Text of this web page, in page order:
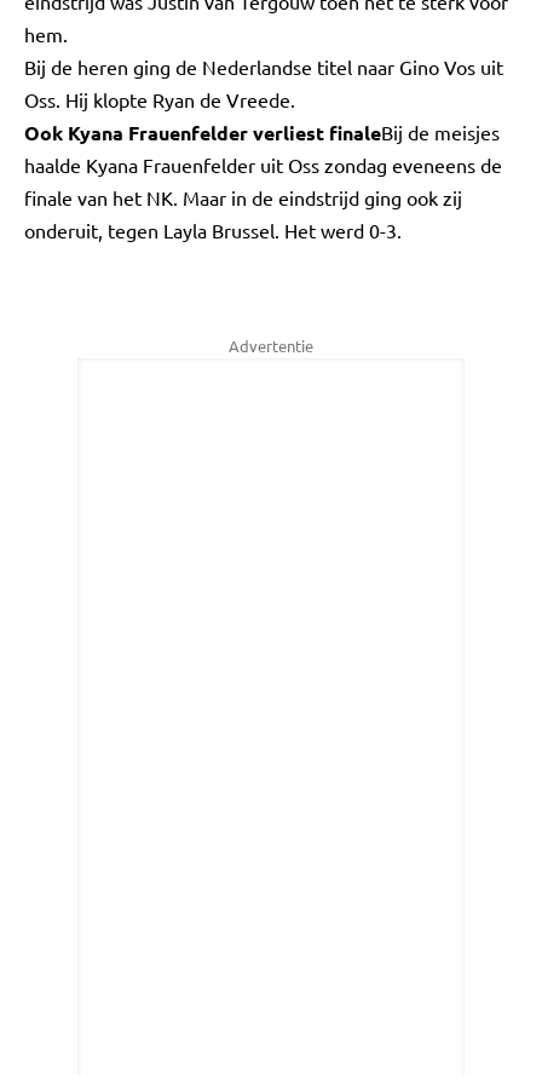
hem.
Bij de heren ging de Nederlandse titel naar Gino Vos uit
Oss. Hij klopte Ryan de Vreede.
Ook Kyana Frauenfelder verliest finaleBij de meisjes
haalde Kyana Frauenfelder uit Oss zondag eveneens de
finale van het NK. Maar in de eindstrijd ging ook zij
onderuit, tegen Layla Brussel. Het werd 0-3.
Advertentie